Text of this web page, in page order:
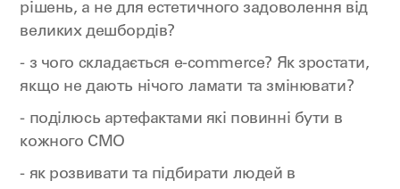
рішень, а не для естетичного задоволення від
великих дешбордів?
- з чого складається e-commerce? Як зростати,
якщо не дають нічого ламати та змінювати?
- поділюсь артефактами які повинні бути в
кожного СМО
- як розвивати та підбирати людей в